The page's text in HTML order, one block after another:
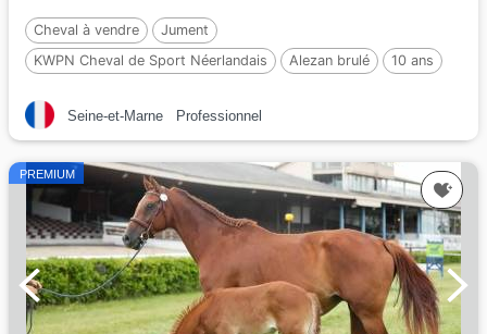
Cheval à vendre
Jument
KWPN Cheval de Sport Néerlandais
Alezan brulé
10 ans
Seine-et-Marne
Professionnel
PREMIUM